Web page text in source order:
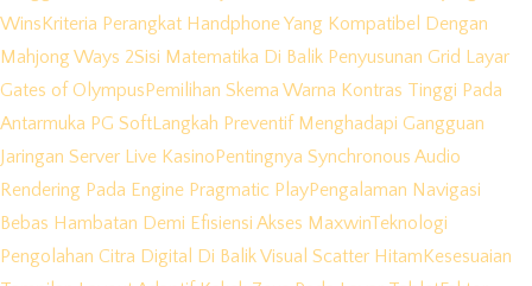
Wins Kriteria Perangkat Handphone Yang Kompatibel Dengan
Mahjong Ways 2Sisi Matematika Di Balik Penyusunan Grid Layar
Gates of Olympus Pemilihan Skema Warna Kontras Tinggi Pada
Antarmuka PG SoftLangkah Preventif Menghadapi Gangguan
Jaringan Server Live Kasino Pentingnya Synchronous Audio
Rendering Pada Engine Pragmatic PlayPengalaman Navigasi
Bebas Hambatan Demi Efisiensi Akses MaxwinTeknologi
Pengolahan Citra Digital Di Balik Visual Scatter Hitam Kesesuaian